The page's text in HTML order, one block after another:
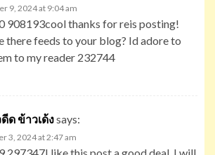
9, 2024 at 9:04 am
908193cool thanks for reis posting!
there feeds to your blog? Id adore to
to my reader 232744
ด ข้าวเด้งsays:
3, 2024 at 2:47 am
297347I like this post a good deal. I will